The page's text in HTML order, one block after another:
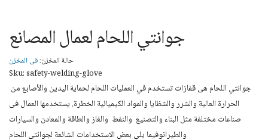
جوانتي اللحام لعمال المصانع
حالة المخزن:فى المخزن
Sku: safety-welding-glove
الحرارة العالية والشرر والشظايا والمواد الكيميائية الخطرة. يستخدمها العمال فى
صناعات مختلفة مثل البناء والتصنيع والنفط والغاز والطاقة والمعادن والسيارات
والطيرانوفيما يلي بعض الاستخدامات الشائعة لجوانتى اللحام